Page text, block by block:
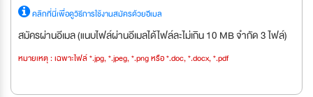
คลิกที่นี่เพื่อดูวิธีการใช้งานสมัครด้วยอีเมล
สมัครผ่านอีเมล (แนบไฟล์ผ่านอีเมลได้ไฟล์ละไม่เกิน 10 MB จำกัด 3 ไฟล์)
หมายเหตุ : เฉพาะไฟล์ *.jpg, *.jpeg, *.png หรือ *.doc, *.docx, *.pdf